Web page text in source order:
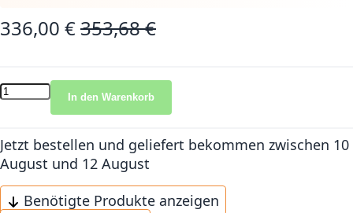
Sonderangebot
336,00 € Normalpreis
353,68 €
In den Warenkorb
Jetzt bestellen und geliefert bekommen zwischen 10
August und 12 August
Benötigte Produkte anzeigen